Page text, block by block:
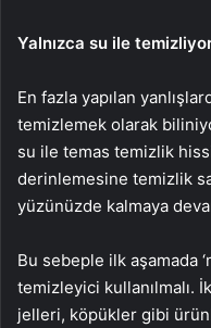
Yalnızca su ile
En fazla yapılan
temizlemek olarak
su ile temas temizlik
derinlemesine temizlik
yüzünüzde kalmaya
Bu sebeple ilk aşamada
temizleyici kullanılmalı.
jelleri, köpükler gibi